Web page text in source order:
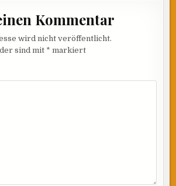
Kommentar
wird nicht veröffentlicht.
sind mit * markiert